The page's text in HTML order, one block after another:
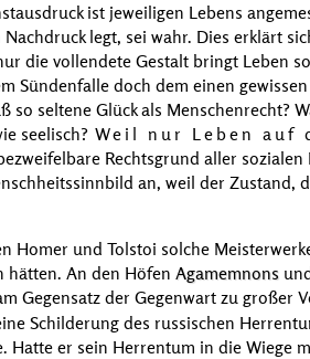
ist jeweiligen Lebens
legt, sei wahr. Dies erklärt
die vollendete Gestalt bringt Leben
Sündenfalle doch dem einen
seltene Glück als Menschenrecht?
seelisch? Weil nur Leben auf
Rechtsgrund aller sozialen
an, weil der Zustand,
Homer und Tolstoi solche
hätten. An den Höfen Agamemnons
Gegensatz der Gegenwart zu großer
Schilderung des russischen
er sein Herrentum in die Wiege